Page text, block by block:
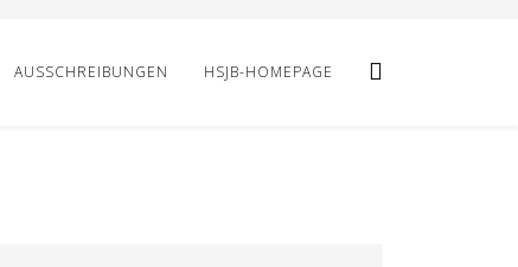
AUSSCHREIBUNGEN HSJB-HOMEPAGE